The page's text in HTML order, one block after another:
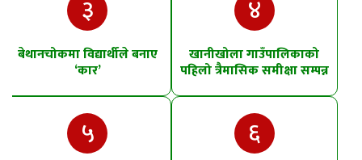
३
बेथानचोकमा विद्यार्थीले बनाए
‘कार’
४
खानीखोला गाउँपालिकाको
पहिलो त्रैमासिक समीक्षा सम्पन्न
५ ६